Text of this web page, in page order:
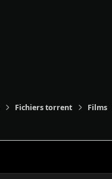
Fichiers torrent Films